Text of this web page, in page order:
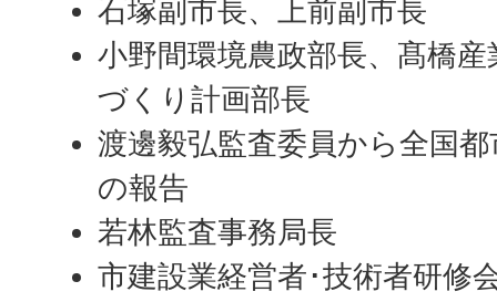
石塚副市長、上前副市長
小野間環境農政部長、髙橋
づくり計画部長
渡邊毅弘監査委員から全国
の報告
若林監査事務局長
市建設業経営者･技術者研修